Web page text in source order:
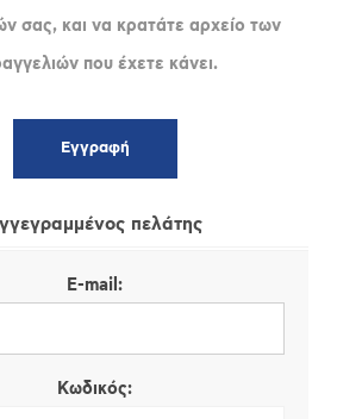
σας, και να κρατάτε αρχείο των
που έχετε κάνει.
πελάτης
E-mail:
Κωδικός: